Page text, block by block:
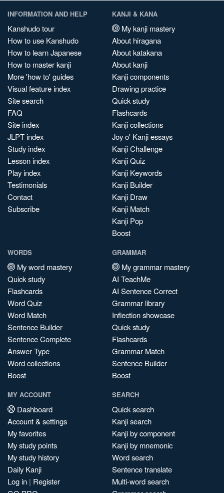
INFORMATION AND HELP
Kanshudo tour
How to use Kanshudo
How to learn Japanese
How to master kanji
More 'how to' guides
Visual feature index
Site search
FAQ
Site index
JLPT index
Study index
Lesson index
Play index
Testimonials
Contact
Subscribe
KANJI & KANA
My kanji mastery
About hiragana
About katakana
About kanji
Kanji components
Drawing practice
Quick study
Flashcards
Kanji collections
Joy o' Kanji essays
Kanji Challenge
Kanji Quiz
Kanji Keywords
Kanji Builder
Kanji Draw
Kanji Match
Kanji Pop
Boost
WORDS
My word mastery
Quick study
Flashcards
Word Quiz
Word Match
Sentence Builder
Sentence Complete
Answer Type
Word collections
Boost
GRAMMAR
My grammar mastery
AI TeachMe
AI Sentence Correct
Grammar library
Inflection showcase
Quick study
Flashcards
Grammar Match
Sentence Builder
Boost
MY ACCOUNT
Dashboard
Account & settings
My favorites
My study points
My study history
Daily Kanji
Log in | Register
SEARCH
Quick search
Kanji search
Kanji by component
Kanji by mnemonic
Word search
Sentence translate
Multi-word search